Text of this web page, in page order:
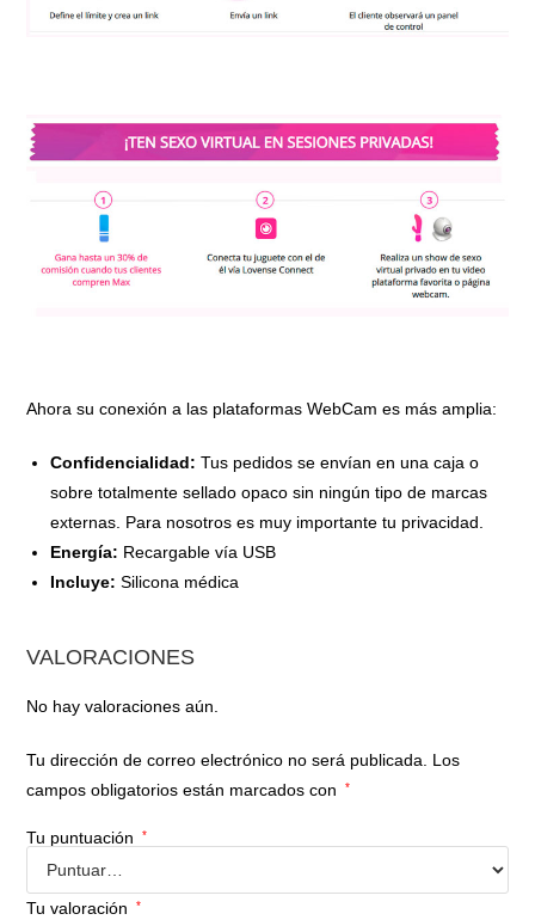
Ahora su conexión a las plataformas WebCam es más amplia:
Confidencialidad: Tus pedidos se envían en una caja o
sobre totalmente sellado opaco sin ningún tipo de marcas
externas. Para nosotros es muy importante tu privacidad.
Energía: Recargable vía USB
Incluye: Silicona médica
VALORACIONES
No hay valoraciones aún.
Tu dirección de correo electrónico no será publicada.
Los
campos obligatorios están marcados con
*
Tu puntuación *
Tu valoración *